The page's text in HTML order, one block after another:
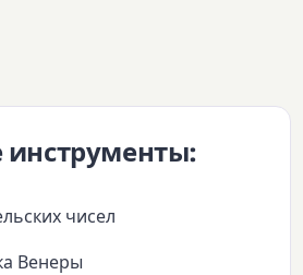
чисел
Венеры